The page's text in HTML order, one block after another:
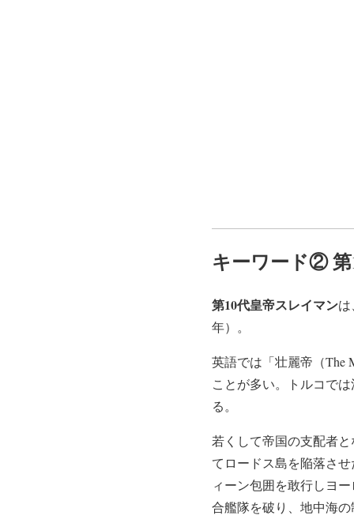
キーワード②
第10代皇帝スレイマン
年）。
英語では「壮麗帝（The
ことが多い。トルコで
る。
若くして帝国の支配者
てロードス島を陥落さ
ィーン包囲を敢行しヨ
合艦隊を破り、地中海